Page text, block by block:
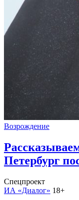
Возрождение
Петербург
Спецпроект
ИА «Диалог» 18+